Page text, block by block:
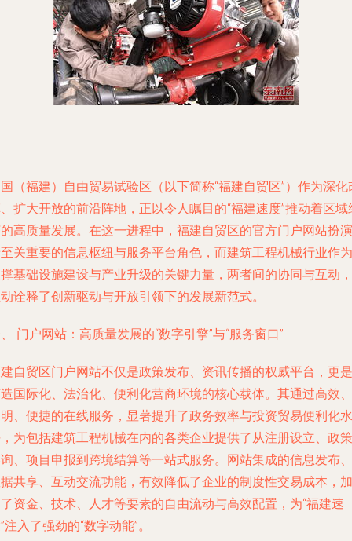
（福建）自由贸易试验区（以下简称“福建自贸区”）作为深化
扩大开放的前沿阵地，正以令人瞩目的“福建速度”推动着区域
高质量发展。在这一进程中，福建自贸区的官方门户网站扮演
关重要的信息枢纽与服务平台角色，而建筑工程机械行业作为
基础设施建设与产业升级的关键力量，两者间的协同与互动，
诠释了创新驱动与开放引领下的发展新范式。
门户网站：高质量发展的“数字引擎”与“服务窗口”
自贸区门户网站不仅是政策发布、资讯传播的权威平台，更是
国际化、法治化、便利化营商环境的核心载体。其通过高效、
、便捷的在线服务，显著提升了政务效率与投资贸易便利化水
为包括建筑工程机械在内的各类企业提供了从注册设立、政策
、项目申报到跨境结算等一站式服务。网站集成的信息发布、
共享、互动交流功能，有效降低了企业的制度性交易成本，加
资金、技术、人才等要素的自由流动与高效配置，为“福建速
注入了强劲的“数字动能”。